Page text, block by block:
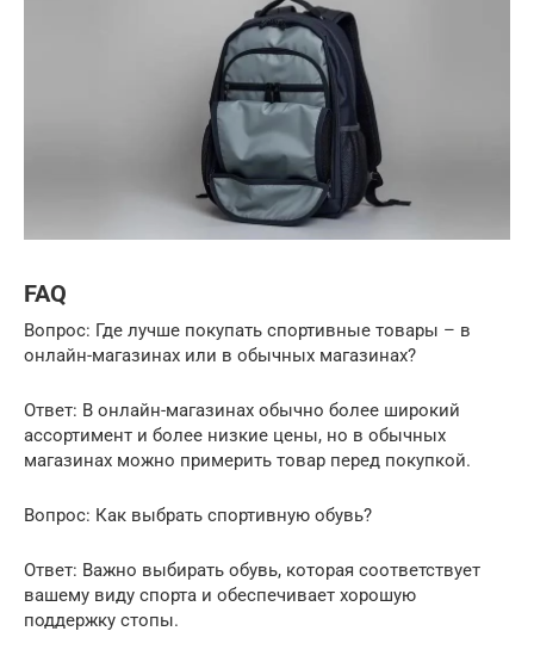
FAQ
Вопрос: Где лучше покупать спортивные товары – в
онлайн-магазинах или в обычных магазинах?
Ответ: В онлайн-магазинах обычно более широкий
ассортимент и более низкие цены, но в обычных
магазинах можно примерить товар перед покупкой.
Вопрос: Как выбрать спортивную обувь?
Ответ: Важно выбирать обувь, которая соответствует
вашему виду спорта и обеспечивает хорошую
поддержку стопы.